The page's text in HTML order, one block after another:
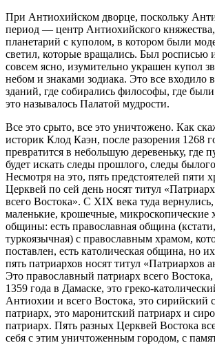
При Антиохийском дворце, поскольку
период — центр Антиохийского княжества,
планетарий с куполом, в котором были
светил, которые вращались. Был росписью
совсем ясно, изумительно украшен купол
небом и знаками зодиака. Это все входило
зданий, где собирались философы, где
это называлось Палатой мудрости.
Все это срыто, все это уничтожено. Как
историк Клод Каэн, после разорения 1268
превратится в небольшую деревеньку, где
будет искать следы прошлого, следы
Несмотря на это, пять предстоятелей пяти
Церквей по сей день носят титул
всего Востока». С XIX века туда вернулись,
маленькие, крошечные, микроскопические
общины: есть православная община
туркоязычная) с православным храмом,
поставлен, есть католическая община, но
пять патриархов носят титул «Патриархов
Это православный патриарх всего
1359 года в Дамаске, это греко-
Антиохии и всего Востока, это сирийский
патриарх, это маронитский патриарх и
патриарх. Пять разных Церквей Востока
себя с этим уничтоженным городом, с